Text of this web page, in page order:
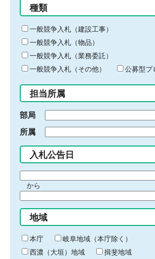
る
キ
ー
ワ
ー
ド
入
力
種類
一般競争入札（建設工事）
一般競争入札（物品）
一般競争入札（業務委託）
一般競争入札（その他）
公募型プ
担当所属
部局
所属
入札公告日
間
始
り
から
間
終
わ
り
地域
本庁
岐阜地域（本庁除く）
西濃（大垣）地域
揖斐地域